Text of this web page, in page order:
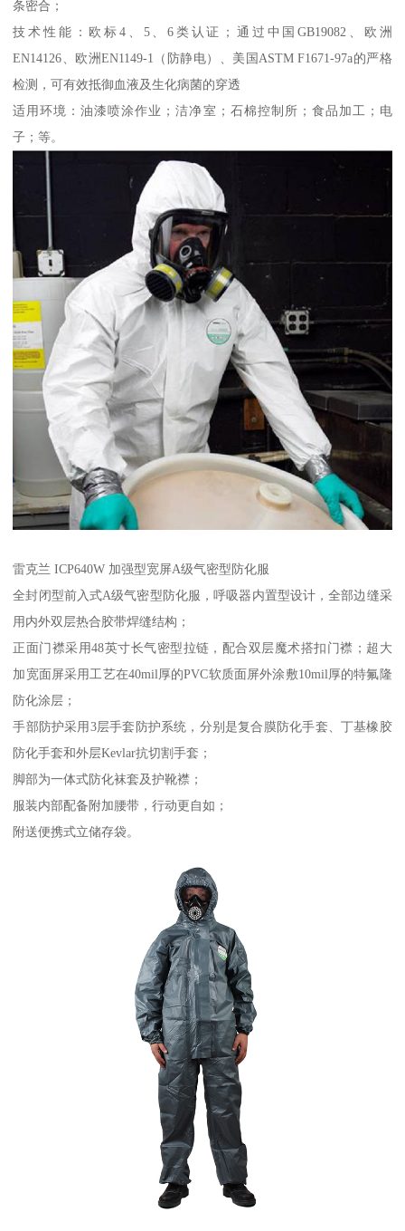
条密合；
技术性能：欧标4、5、6类认证；通过中国GB19082、欧洲
EN14126、欧洲EN1149-1（防静电）、美国ASTM F1671-97a的严格
检测，可有效抵御血液及生化病菌的穿透
适用环境：油漆喷涂作业；洁净室；石棉控制所；食品加工；电
子；等。
雷克兰 ICP640W 加强型宽屏A级气密型防化服
全封闭型前入式A级气密型防化服，呼吸器内置型设计，全部边缝采
用内外双层热合胶带焊缝结构；
正面门襟采用48英寸长气密型拉链，配合双层魔术搭扣门襟；超大
加宽面屏采用工艺在40mil厚的PVC软质面屏外涂敷10mil厚的特氟隆
防化涂层；
手部防护采用3层手套防护系统，分别是复合膜防化手套、丁基橡胶
防化手套和外层Kevlar抗切割手套；
脚部为一体式防化袜套及护靴襟；
服装内部配备附加腰带，行动更自如；
附送便携式立储存袋。